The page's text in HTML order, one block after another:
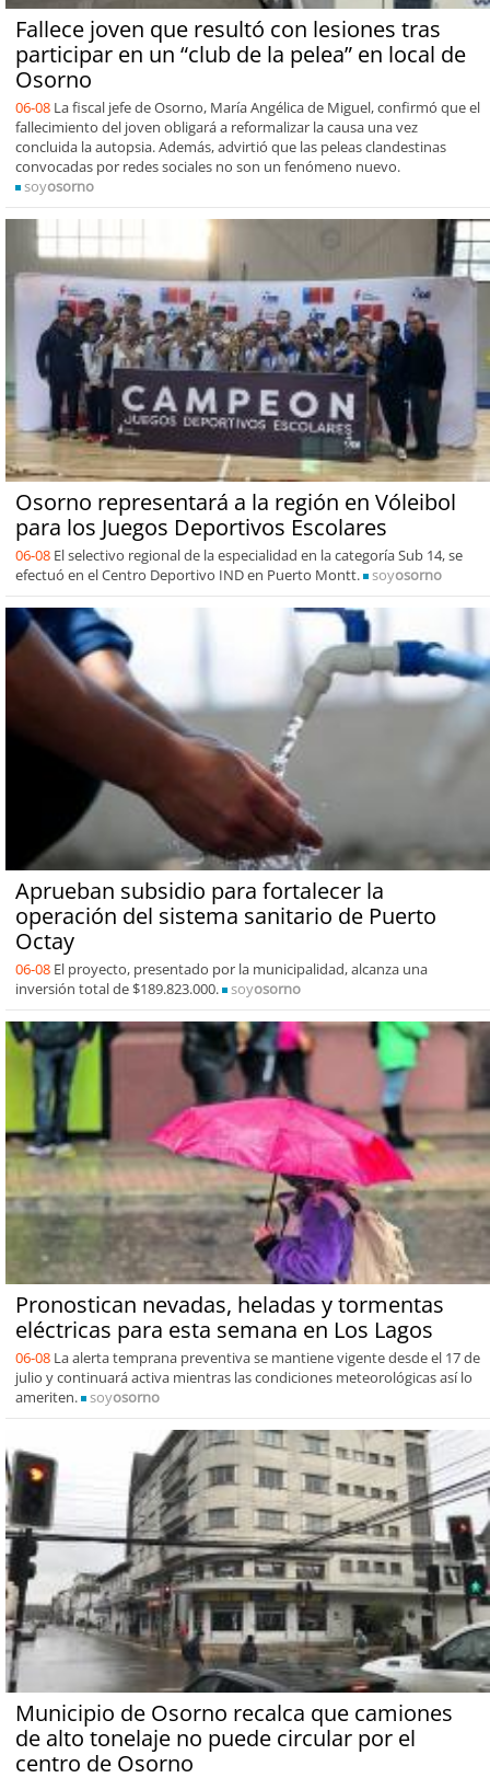
Fallece joven que resultó con lesiones tras
participar en un “club de la pelea” en local de
Osorno
06-08 La fiscal jefe de Osorno, María Angélica de Miguel, confirmó que el
fallecimiento del joven obligará a reformalizar la causa una vez
concluida la autopsia. Además, advirtió que las peleas clandestinas
convocadas por redes sociales no son un fenómeno nuevo.
soyosorno
Osorno representará a la región en Vóleibol
para los Juegos Deportivos Escolares
06-08 El selectivo regional de la especialidad en la categoría Sub 14, se
efectuó en el Centro Deportivo IND en Puerto Montt.
soyosorno
Aprueban subsidio para fortalecer la
operación del sistema sanitario de Puerto
Octay
06-08 El proyecto, presentado por la municipalidad, alcanza una
inversión total de $189.823.000.
soyosorno
Pronostican nevadas, heladas y tormentas
eléctricas para esta semana en Los Lagos
06-08 La alerta temprana preventiva se mantiene vigente desde el 17 de
julio y continuará activa mientras las condiciones meteorológicas así lo
ameriten.
soyosorno
Municipio de Osorno recalca que camiones
de alto tonelaje no puede circular por el
centro de Osorno